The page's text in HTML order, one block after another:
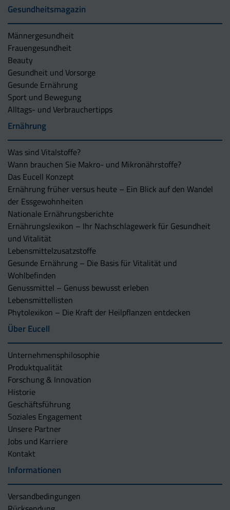
Gesundheitsmagazin
Männergesundheit
Frauengesundheit
Beauty
Gesundheit und Vorsorge
Gesunde Ernährung
Sport und Bewegung
Alltags- und Verbrauchertipps
Ernährung
Was sind Vitalstoffe?
Wann brauchen Sie Makro- und Mikronährstoffe?
Das Eucell Konzept
Ernährung früher versus heute – Ein Blick auf den Wandel
der Essgewohnheiten
Nationale Ernährungsberichte
Ernährungslexikon – Ihr Nachschlagewerk für Gesundheit
und Vitalität
Lebensmittelzusatzstoffe
Gesunde Ernährung – Die Basis für Vitalität und
Wohlbefinden
Genussmittel – Genuss bewusst erleben
Lebensmittellisten
Phytolexikon – Die Kraft der Heilpflanzen entdecken
Über Eucell
Unternehmens­philosophie
Produktqualität
Forschung & Innovation
Historie
Geschäftsführung
Soziales Engagement
Unsere Partner
Jobs und Karriere
Kontakt
Informationen
Versandbedingungen